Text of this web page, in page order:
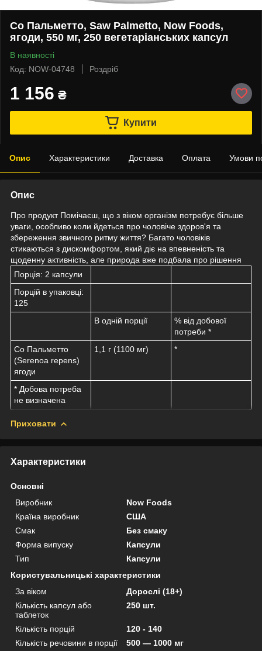
Со Пальметто, Saw Palmetto, Now Foods,
ягоди, 550 мг, 250 вегетаріанських капсул
В наявності
Код: NOW-04748
Роздріб
1 156 ₴
Купити
Опис Характеристики Доставка Оплата Умови
Опис
Про продукт Помічаєш, що з віком організм потребує більше
уваги, особливо коли йдеться про чоловіче здоров'я та
збереження звичного ритму життя? Багато чоловіків
стикаються з дискомфортом, який діє на впевненість та
щоденну активність, але природа вже подбала про рішення
Порція: 2 капсули
Порцій в упаковці:
125
В одній порції
% від добової
потреби *
Со Пальметто
(Serenoa repens)
ягоди
1,1 г (1100 мг) *
* Добова потреба
не визначена
Приховати
Характеристики
Основні
Виробник
Now Foods
Країна виробник
США
Смак
Без смаку
Форма випуску
Капсули
Тип
Капсули
Користувальницькі характеристики
За віком
Дорослі (18+)
Кількість капсул або
таблеток
250 шт.
Кількість порцій
120 - 140
Кількість речовини в порції
500 — 1000 мг